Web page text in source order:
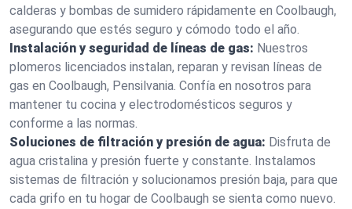
calderas y bombas de sumidero rápidamente en Coolbaugh,
asegurando que estés seguro y cómodo todo el año.
Instalación y seguridad de líneas de gas: Nuestros
plomeros licenciados instalan, reparan y revisan líneas de
gas en Coolbaugh, Pensilvania. Confía en nosotros para
mantener tu cocina y electrodomésticos seguros y
conforme a las normas.
Soluciones de filtración y presión de agua: Disfruta de
agua cristalina y presión fuerte y constante. Instalamos
sistemas de filtración y solucionamos presión baja, para que
cada grifo en tu hogar de Coolbaugh se sienta como nuevo.